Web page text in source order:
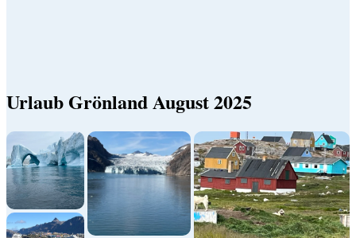
Urlaub Grönland August 2025